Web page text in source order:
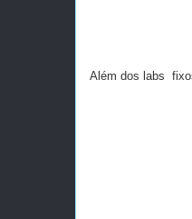
Além dos labs